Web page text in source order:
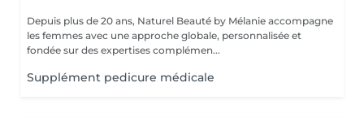
Depuis plus de 20 ans, Naturel Beauté by Mélanie accompagne
les femmes avec une approche globale, personnalisée et
fondée sur des expertises complémen...
Supplément pedicure médicale